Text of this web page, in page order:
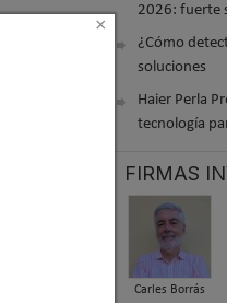
2026: fuerte
¿Cómo
soluciones
Haier Perla
tecnología
FIRMAS
Carles Borrás
×